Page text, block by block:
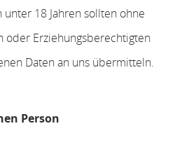
unter 18 Jahren sollten ohne
oder Erziehungsberechtigten
Daten an uns übermitteln.
Person